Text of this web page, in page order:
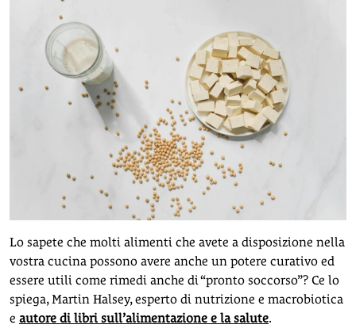
Lo sapete che molti alimenti che avete a disposizione nella
vostra cucina possono avere anche un potere curativo ed
essere utili come rimedi anche di “pronto soccorso”? Ce lo
spiega, Martin Halsey, esperto di nutrizione e macrobiotica
e autore di libri sull’alimentazione e la salute.